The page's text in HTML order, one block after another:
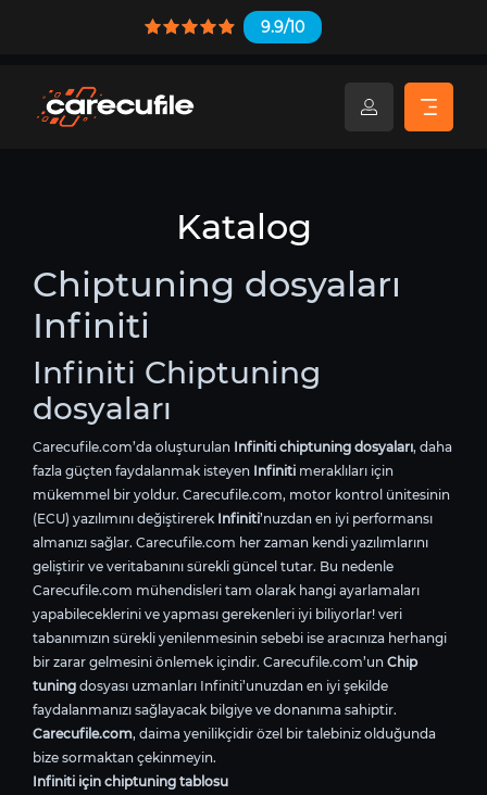
9.9/10
Katalog
Chiptuning dosyaları
Infiniti
Infiniti Chiptuning
dosyaları
Carecufile.com’da oluşturulan Infiniti chiptuning dosyaları, daha
fazla güçten faydalanmak isteyen Infiniti meraklıları için
mükemmel bir yoldur. Carecufile.com, motor kontrol ünitesinin
(ECU) yazılımını değiştirerek Infiniti’nuzdan en iyi performansı
almanızı sağlar. Carecufile.com her zaman kendi yazılımlarını
geliştirir ve veritabanını sürekli güncel tutar. Bu nedenle
Carecufile.com mühendisleri tam olarak hangi ayarlamaları
yapabileceklerini ve yapması gerekenleri iyi biliyorlar! veri
tabanımızın sürekli yenilenmesinin sebebi ise aracınıza herhangi
bir zarar gelmesini önlemek içindir. Carecufile.com’un Chip
tuning dosyası uzmanları Infiniti’unuzdan en iyi şekilde
faydalanmanızı sağlayacak bilgiye ve donanıma sahiptir.
Carecufile.com, daima yenilikçidir özel bir talebiniz olduğunda
bize sormaktan çekinmeyin.
Infiniti için chiptuning tablosu